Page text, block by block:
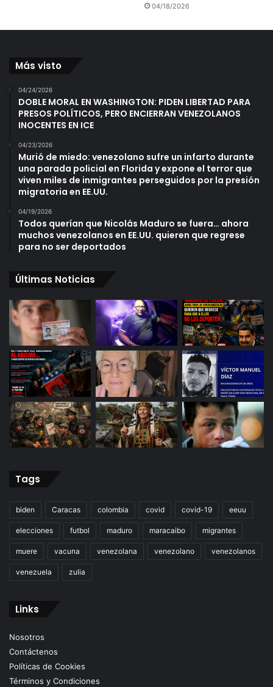
04/18/2026
Más visto
04/24/2026
DOBLE MORAL EN WASHINGTON: PIDEN LIBERTAD PARA
PRESOS POLÍTICOS, PERO ENCIERRAN VENEZOLANOS
INOCENTES EN ICE
04/23/2026
Murió de miedo: venezolano sufre un infarto durante
una parada policial en Florida y expone el terror que
viven miles de inmigrantes perseguidos por la presión
migratoria en EE.UU.
04/19/2026
Todos querían que Nicolás Maduro se fuera… ahora
muchos venezolanos en EE.UU. quieren que regrese
para no ser deportados
Últimas Noticias
Tags
biden Caracas colombia covid covid-19 eeuu
elecciones futbol maduro maracaibo migrantes
muere vacuna venezolana venezolano venezolanos
venezuela zulia
Links
Nosotros
Contáctenos
Políticas de Cookies
Términos y Condiciones